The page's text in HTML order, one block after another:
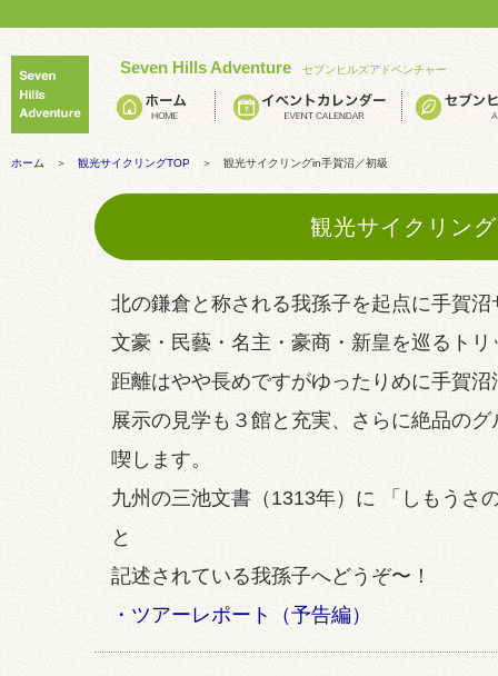
Seven Hills Adventure セブンヒルズアドベンチャー
ホーム ＞ 観光サイクリングTOP ＞ 観光サイクリングin手賀沼／初級
観光サイクリン
北の鎌倉と称される我孫子を起点に手賀
文豪・民藝・名主・豪商・新皇を巡るトリ
距離はやや長めですがゆったりめに手賀
展示の見学も３館と充実、さらに絶品の
喫します。
九州の三池文書（1313年）に 「しもうさ
と
記述されている我孫子へどうぞ〜！
・ツアーレポート（予告編）